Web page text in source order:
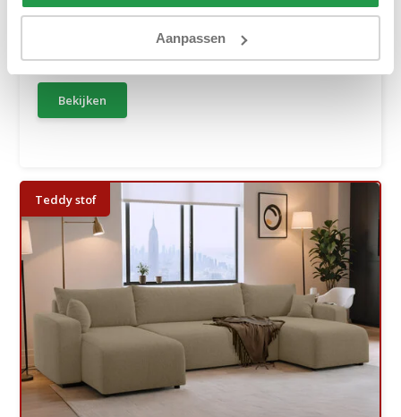
Aanpassen
1.399,- 599,-
Bekijken
Teddy stof